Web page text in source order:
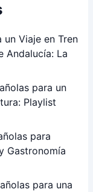
un Viaje en Tren
Andalucía: La
para un
Playlist
para
Gastronomía
para una